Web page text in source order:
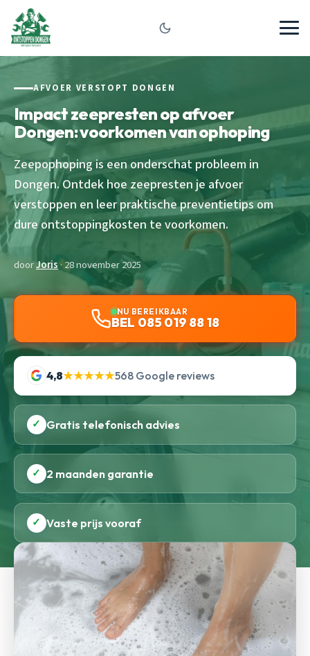
AFVOER VERSTOPT DONGEN
Impact zeepresten op afvoer
Dongen: voorkomen van ophoping
Zeepophoping is een onderschat probleem in
Dongen. Ontdek hoe zeepresten je afvoer
verstoppen en leer praktische preventietips om
dure ontstoppingkosten te voorkomen.
doorJoris· 28 november 2025
NU BEREIKBAAR
BEL 085 019 88 18
4,8★★★★★568 Google reviews
✓ Gratis telefonisch advies
✓ 2 maanden garantie
✓ Vaste prijs vooraf